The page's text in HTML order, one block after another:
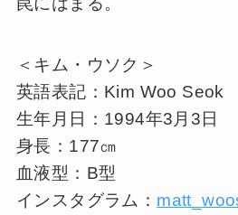
＜キム・ウソク＞
英語表記：Kim Woo Seok
生年月日：1994年3月3日
身長：177㎝
血液型：B型
インスタグラム：